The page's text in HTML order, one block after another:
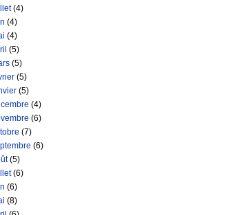
(4)
(4)
(4)
(5)
(5)
(5)
(5)
(4)
(6)
(7)
(6)
(5)
(6)
(6)
(8)